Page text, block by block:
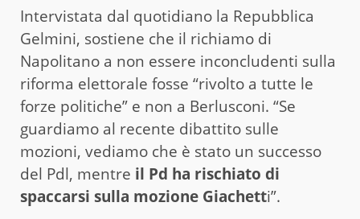
Intervistata dal quotidiano la Repubblica
Gelmini, sostiene che il richiamo di
Napolitano a non essere inconcludenti sulla
riforma elettorale fosse “rivolto a tutte le
forze politiche” e non a Berlusconi. “Se
guardiamo al recente dibattito sulle
mozioni, vediamo che è stato un successo
del Pdl, mentre il Pd ha rischiato di
spaccarsi sulla mozione Giachetti”.